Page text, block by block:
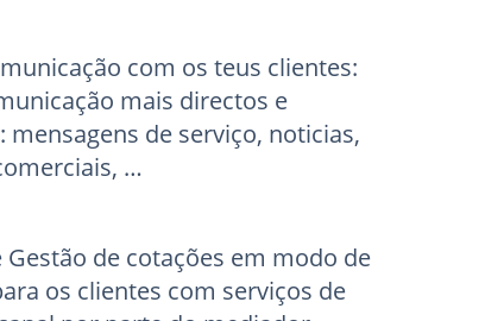
com os teus clientes:
mais directos e
mensagens de serviço, noticias,
…
Gestão de cotações em modo de
os clientes com serviços de